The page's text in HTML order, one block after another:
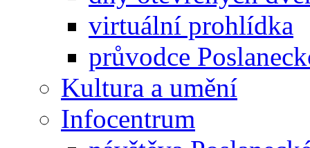
virtuální prohlídka
průvodce
Kultura a umění
Infocentrum